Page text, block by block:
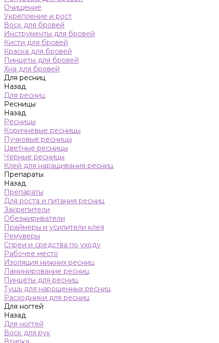
Очищение
Укрепление и рост
Воск для бровей
Инструменты для бровей
Кисти для бровей
Краска для бровей
Пинцеты для бровей
Хна для бровей
Для ресниц
Назад
Для ресниц
Ресницы
Назад
Ресницы
Коричневые ресницы
Пучковые ресницы
Цветные ресницы
Черные ресницы
Клей для наращивания ресниц
Препараты
Назад
Препараты
Для роста и питания ресниц
Закрепители
Обезжириватели
Праймеры и усилители клея
Ремуверы
Спреи и средства по уходу
Рабочее место
Изоляция нижних ресниц
Ламинирование ресниц
Пинцеты для ресниц
Тушь для нарощенных ресниц
Расходники для ресниц
Для ногтей
Назад
Для ногтей
Воск для рук